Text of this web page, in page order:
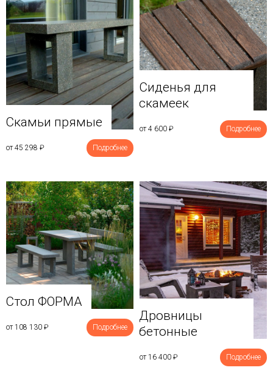
Скамьи прямые
от 45 298 ₽ Подробнее
Сиденья для
скамеек
от 4 600 ₽ Подробнее
Стол ФОРМА
от 108 130 ₽ Подробнее
Дровницы
бетонные
от 16 400 ₽ Подробнее